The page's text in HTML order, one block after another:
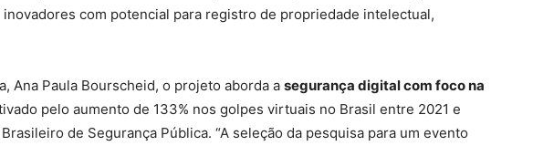
com potencial para registro de propriedade intelectual,
Ana Paula Bourscheid, o projeto aborda a segurança digital com foco na
pelo aumento de 133% nos golpes virtuais no Brasil entre 2021 e
de Segurança Pública. “A seleção da pesquisa para um evento